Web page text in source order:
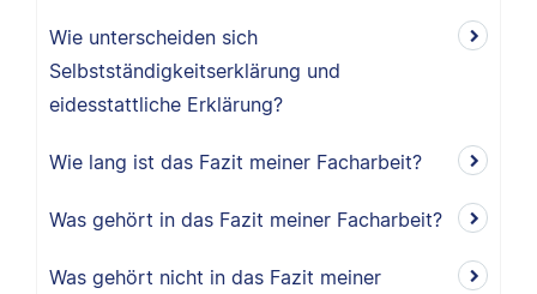
Wie unterscheiden sich
Selbstständigkeitserklärung und
eidesstattliche Erklärung?
Wie lang ist das Fazit meiner Facharbeit?
Was gehört in das Fazit meiner Facharbeit?
Was gehört nicht in das Fazit meiner